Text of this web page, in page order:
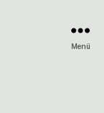
Menü